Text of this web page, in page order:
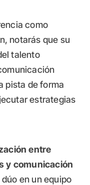
como
notarás que su
talento
pista de forma
estrategias
entre
y comunicación
en un equipo